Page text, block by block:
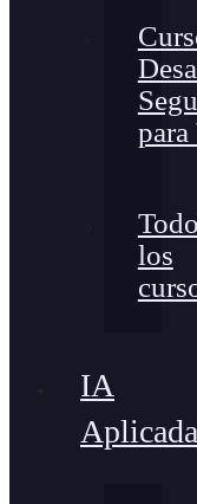
para
los
IA
Aplicada